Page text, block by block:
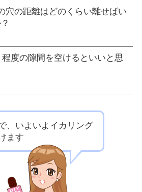
穴の距離はどのくらい離せばい
度の隙間を空けるといいと思
、いよいよイカリング
ます